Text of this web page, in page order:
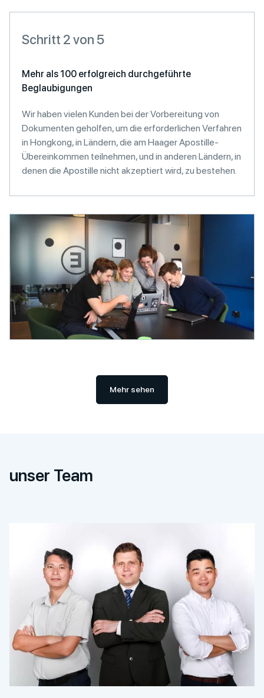
Schritt 2 von 5
Mehr als 100 erfolgreich durchgeführte
Beglaubigungen
Wir haben vielen Kunden bei der Vorbereitung von
Dokumenten geholfen, um die erforderlichen Verfahren
in Hongkong, in Ländern, die am Haager Apostille-
Übereinkommen teilnehmen, und in anderen Ländern, in
denen die Apostille nicht akzeptiert wird, zu bestehen.
Mehr sehen
unser Team